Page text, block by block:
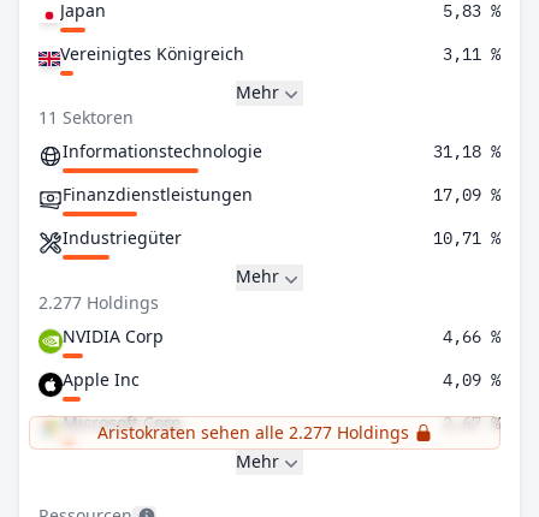
Japan 5,83 %
Vereinigtes Königreich 3,11 %
Mehr
11 Sektoren
Informationstechnologie
31,18 %
Finanzdienstleistungen 17,09 %
Industriegüter 10,71 %
Mehr
2.277 Holdings
NVIDIA Corp
4,66 %
Apple Inc 4,09 %
Microsoft Corp 2,67 %
Aristokraten sehen alle 2.277 Holdings
Mehr